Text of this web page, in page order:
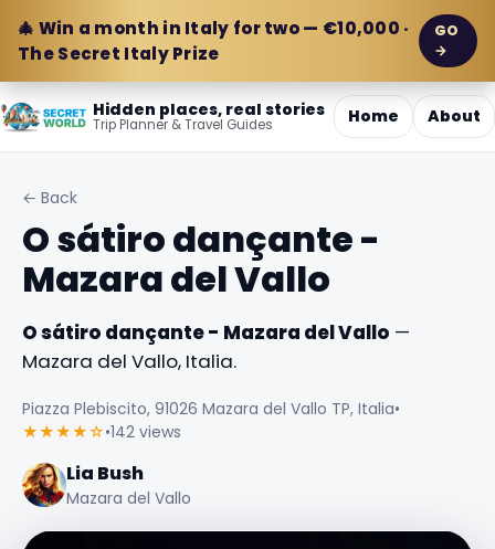
🎄 Win a month in Italy for two — €10,000 ·
The Secret Italy Prize
GO
→
Hidden places, real stories
Trip Planner & Travel Guides Home About
← Back
O sátiro dançante -
Mazara del Vallo
O sátiro dançante - Mazara del Vallo —
Mazara del Vallo, Italia.
Piazza Plebiscito, 91026 Mazara del Vallo TP, Italia•
★★★★☆•142 views
Lia Bush
Mazara del Vallo